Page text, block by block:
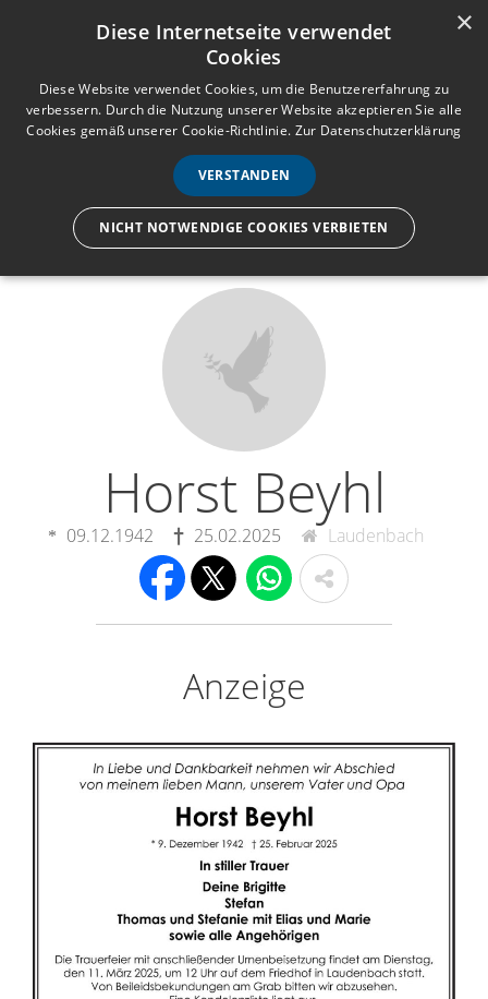
Anmelden Registrieren
e
n
ü
Wir lassen nur die Hand los,
Horst Beyhl
09.12.1942 25.02.2025 Laudenbach
Anzeige
×
Diese Internetseite verwendet
Cookies
Diese Website verwendet Cookies, um die Benutzererfahrung zu
verbessern. Durch die Nutzung unserer Website akzeptieren Sie alle
Cookies gemäß unserer Cookie-Richtlinie. Zur Datenschutzerklärung
VERSTANDEN
NICHT NOTWENDIGE COOKIES VERBIETEN